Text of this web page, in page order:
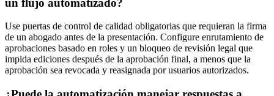
Use puertas de control de calidad obligatorias que requieran la firma
de un abogado antes de la presentación. Configure enrutamiento de
aprobaciones basado en roles y un bloqueo de revisión legal que
impida ediciones después de la aprobación final, a menos que la
aprobación sea revocada y reasignada por usuarios autorizados.